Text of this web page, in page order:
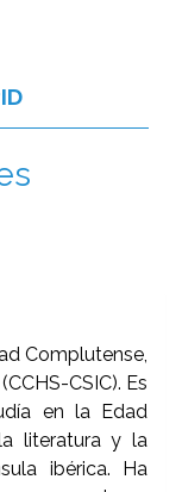
Complutense,
CSIC). Es
en la Edad
literatura y la
ibérica. Ha